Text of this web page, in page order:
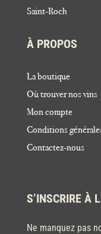
Saint-Roch
À PROPOS
La boutique
Où trouver nos vins
Mon compte
Conditions
Contactez-nous
S’INSCRIRE À
Ne manquez pas